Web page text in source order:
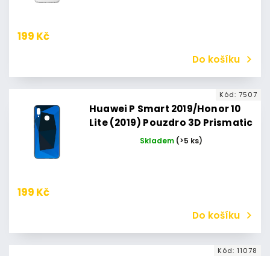
199 Kč
Do košíku
Huawei P Smart 2019/Honor 10
Lite (2019) Pouzdro 3D Prismatic
Huawei P Smart (2019)/Honor 10
Skladem (>5 ks)
199 Kč
Do košíku
Kód: 7507
Kód: 11078